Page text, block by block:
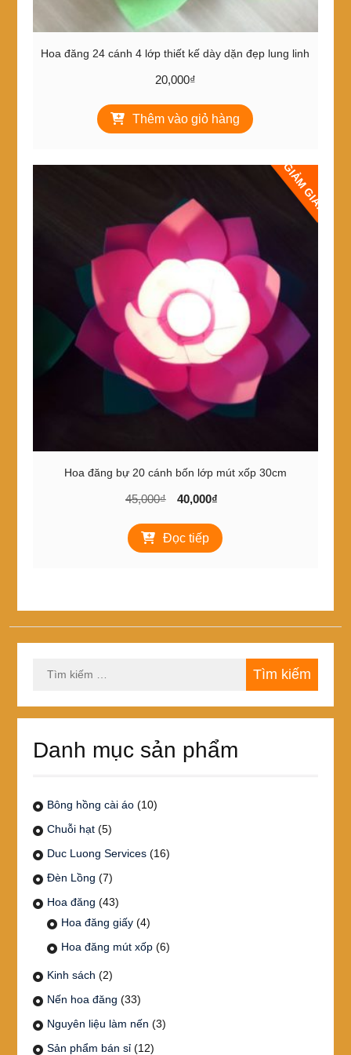
Hoa đăng 24 cánh 4 lớp thiết kế dày dặn đẹp lung linh
20,000₫
Thêm vào giỏ hàng
GIẢM GIÁ!
Hoa đăng bự 20 cánh bốn lớp mút xốp 30cm
45,000₫
Giá
là:
45,000₫.
40,000₫
Đọc tiếp
kiếm
Danh mục sản phẩm
Bông hồng cài áo (10)
Chuỗi hạt (5)
Duc Luong Services (16)
Đèn Lồng (7)
Hoa đăng (43)
Hoa đăng giấy (4)
Hoa đăng mút xốp (6)
Kinh sách (2)
Nến hoa đăng (33)
Nguyên liệu làm nến (3)
Sản phẩm bán sỉ (12)